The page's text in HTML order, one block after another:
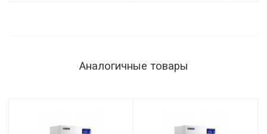
Аналогичные товары